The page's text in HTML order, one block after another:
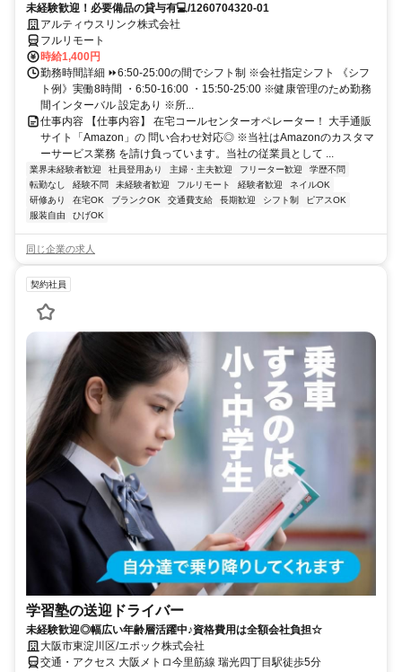
未経験歓迎！必要備品の貸与有💻/1260704320-01
アルティウスリンク株式会社
フルリモート
時給1,400円
勤務時間詳細 ⏩6:50-25:00の間でシフト制 ※会社指定シフト 《シフ
ト例》実働8時間 ・6:50-16:00 ・15:50-25:00 ※健康管理のため勤務
間インターバル 設定あり ※所...
仕事内容 【仕事内容】 在宅コールセンターオペレーター！ 大手通販
サイト「Amazon」の 問い合わせ対応◎ ※当社はAmazonのカスタマ
ーサービス業務 を請け負っています。当社の従業員として ...
業界未経験者歓迎 社員登用あり 主婦・主夫歓迎 フリーター歓迎
学歴不問
転勤なし
経験不問 未経験者歓迎 フルリモート 経験者歓迎
ネイルOK
研修あり
在宅OK ブランクOK 交通費支給 長期歓迎 シフト制
ピアスOK
服装自由
ひげOK
同じ企業の求人
契約社員
学習塾の送迎ドライバー
未経験歓迎◎幅広い年齢層活躍中♪資格費用は全額会社負担☆
大阪市東淀川区/エポック株式会社
交通・アクセス 大阪メトロ今里筋線 瑞光四丁目駅徒歩5分